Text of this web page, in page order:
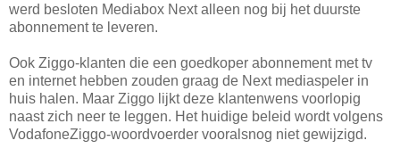
werd besloten Mediabox Next alleen nog bij het duurste
abonnement te leveren.
Ook Ziggo-klanten die een goedkoper abonnement met tv
en internet hebben zouden graag de Next mediaspeler in
huis halen. Maar Ziggo lijkt deze klantenwens voorlopig
naast zich neer te leggen. Het huidige beleid wordt volgens
VodafoneZiggo-woordvoerder vooralsnog niet gewijzigd.